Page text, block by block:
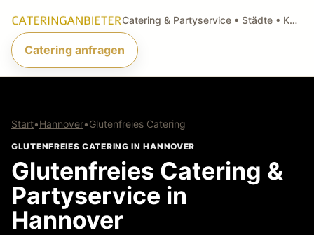
Catering & Partyservice • Städte • Küchenarten • Anfragen
Catering anfragen
Start•Hannover•Glutenfreies Catering
GLUTENFREIES CATERING IN HANNOVER
Glutenfreies Catering &
Partyservice in
Hannover